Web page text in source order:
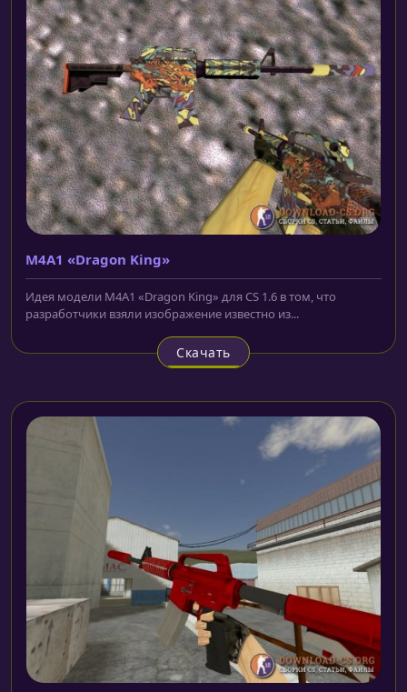
M4A1 «Dragon King»
Идея модели M4A1 «Dragon King» для CS 1.6 в том, что
разработчики взяли изображение известно из...
Скачать